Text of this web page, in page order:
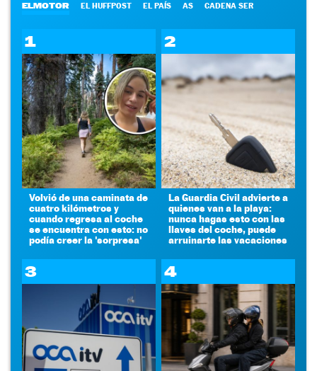
ELMOTOR EL HUFFPOST EL PAÍS AS CADENA SER
1
Volvió de una caminata de
cuatro kilómetros y
cuando regresa al coche
se encuentra con esto: no
podía creer la 'sorpresa'
2
La Guardia Civil advierte a
quienes van a la playa:
nunca hagas esto con las
llaves del coche, puede
arruinarte las vacaciones
3 4